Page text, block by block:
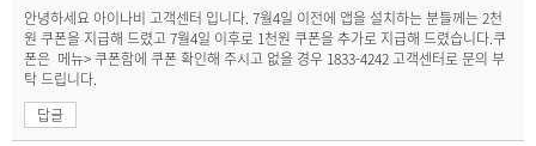
안녕하세요 아이나비 고객센터 입니다. 7월4일 이전에 앱을 설치하는 분들께는 2천
원 쿠폰을 지급해 드렸고 7월4일 이후로 1천원 쿠폰을 추가로 지급해 드렸습니다.쿠
폰은 메뉴> 쿠폰함에 쿠폰 확인해 주시고 없을 경우 1833-4242 고객센터로 문의 부
탁 드립니다.
답글